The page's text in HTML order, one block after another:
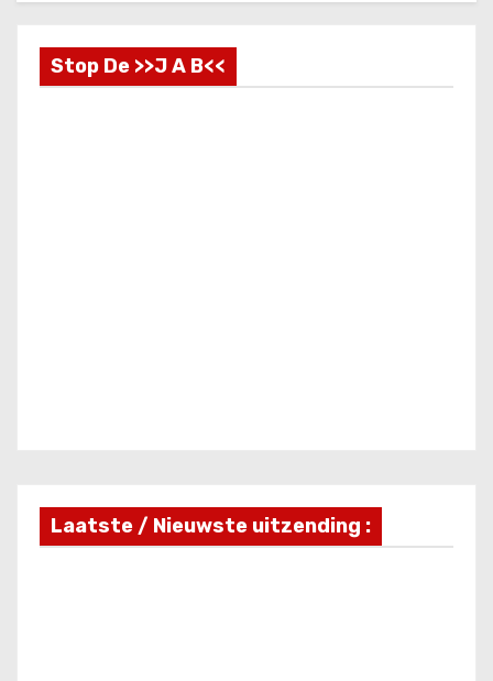
Stop De >>J A B<<
Laatste / Nieuwste uitzending :